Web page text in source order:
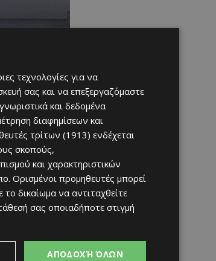
τεχνολογίες για να
σας και να επεξεργαζόμαστε
και δεδομένα
διαφημίσεων και
τρίτων (1913) ενδέχεται
σκοπούς,
και χαρακτηριστικών
Ορισμένοι προμηθευτές μπορεί
δικαίωμα να αντιταχθείτε
σας οποιαδήποτε στιγμή
ΑΠΟΔΟΧΉ ΌΛΩΝ